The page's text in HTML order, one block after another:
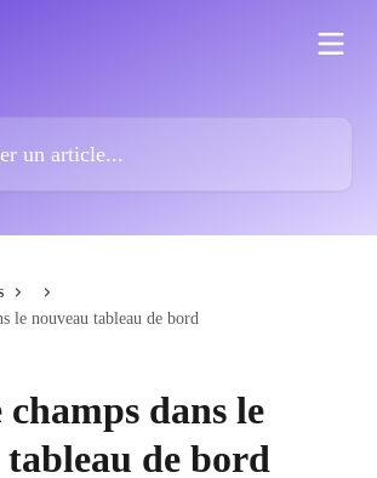
le nouveau tableau de bord
champs dans le
de bord